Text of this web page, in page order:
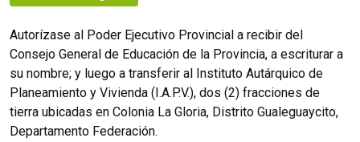
Autorízase al Poder Ejecutivo Provincial a recibir del
Consejo General de Educación de la Provincia, a escriturar a
su nombre; y luego a transferir al Instituto Autárquico de
Planeamiento y Vivienda (I.A.P.V.), dos (2) fracciones de
tierra ubicadas en Colonia La Gloria, Distrito Gualeguaycito,
Departamento Federación.